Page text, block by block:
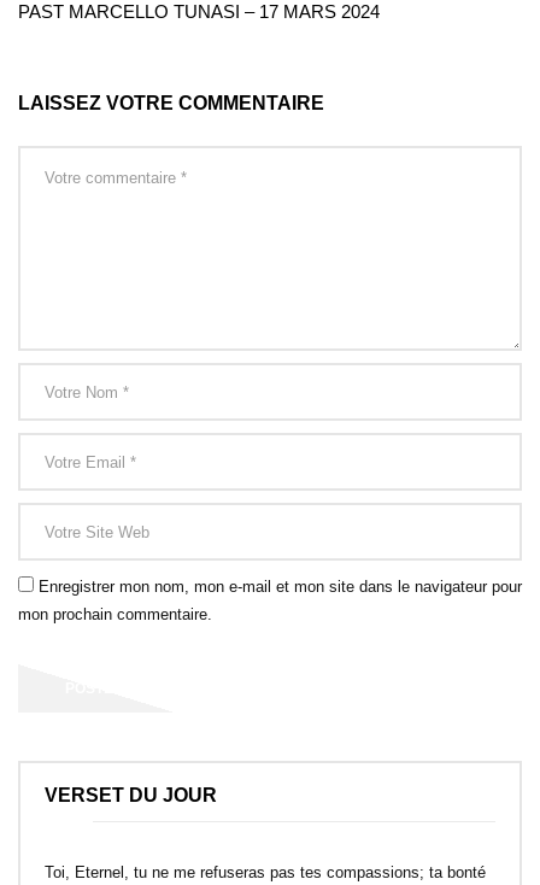
PAST MARCELLO TUNASI – 17 MARS 2024
LAISSEZ VOTRE COMMENTAIRE
Enregistrer mon nom, mon e-mail et mon site dans le navigateur pour
mon prochain commentaire.
VERSET DU JOUR
Toi, Eternel, tu ne me refuseras pas tes compassions; ta bonté